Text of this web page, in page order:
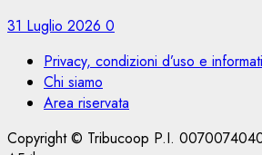
31 Luglio 2026 0
Privacy, condizioni d’uso e
Chi siamo
Area riservata
Copyright © Tribucoop P.I.